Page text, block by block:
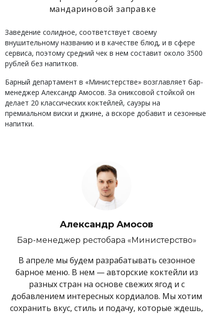
мандариновой заправке
Заведение солидное, соответствует своему
внушительному названию и в качестве блюд, и в сфере
сервиса, поэтому средний чек в нем составит около 3500
рублей без напитков.
Барный департамент в «Министерстве» возглавляет бар-
менеджер Александр Амосов. За ониксовой стойкой он
делает 20 классических коктейлей, сауэры на
премиальном виски и джине, а вскоре добавит и сезонные
напитки.
Александр Амосов
Бар-менеджер рестобара «Министерство»
В апреле мы будем разрабатывать сезонное
барное меню. В нем — авторские коктейли из
разных стран на основе свежих ягод и с
добавлением интересных кордиалов. Мы хотим
сохранить вкус, стиль и подачу, которые ждешь,